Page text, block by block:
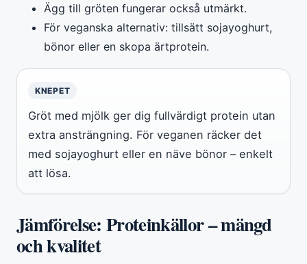
Ägg till gröten fungerar också utmärkt.
För veganska alternativ: tillsätt sojayoghurt,
bönor eller en skopa ärtprotein.
KNEPET
Gröt med mjölk ger dig fullvärdigt protein utan
extra ansträngning. För veganen räcker det
med sojayoghurt eller en näve bönor – enkelt
att lösa.
Jämförelse: Proteinkällor – mängd
och kvalitet